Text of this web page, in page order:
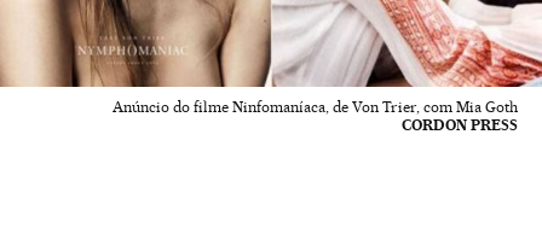
Anúncio do filme Ninfomaníaca, de Von Trier, com Mia Goth
CORDON PRESS